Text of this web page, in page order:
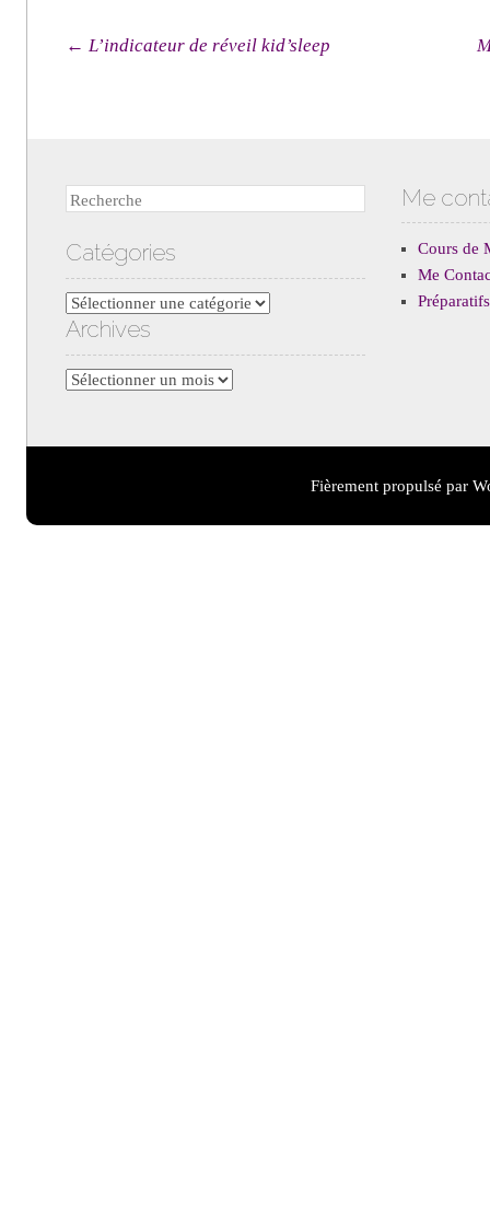
Navigation des articles
← L’indicateur de réveil kid’sleep
Recherche
Catégories
Catégories
Archives
Archives
Me
Cours de
Me
Fièrement propulsé par